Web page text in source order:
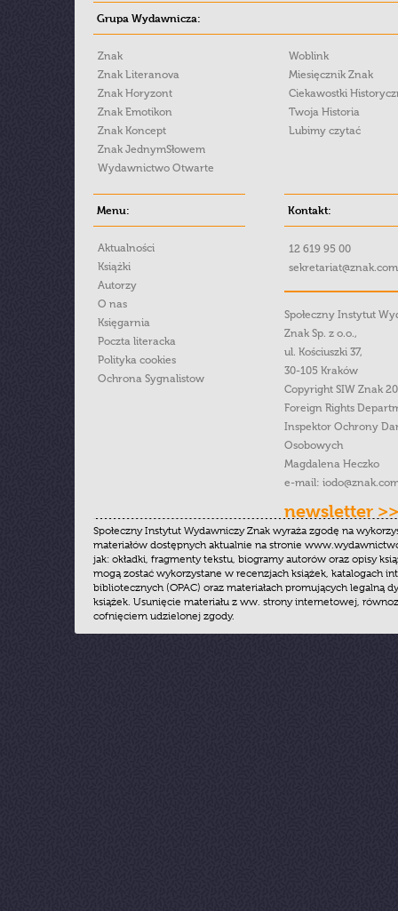
Grupa Wydawnicza:
Znak
Znak Literanova
Znak Horyzont
Znak Emotikon
Znak Koncept
Znak JednymSłowem
Wydawnictwo Otwarte
Woblink
Miesięcznik Znak
Ciekawostki
Twoja Historia
Lubimy czytać
Menu:
Aktualności
Książki
Autorzy
O nas
Księgarnia
Poczta literacka
Polityka cookies
Ochrona Sygnalistow
Kontakt:
12 619 95 00
Społeczny Instytut
Znak Sp. z o.o.,
ul. Kościuszki 37,
30-105 Kraków
Copyright SIW Znak
Foreign Rights
Inspektor Ochrony
Osobowych
Magdalena Heczko
e-mail:
newsletter >>
Społeczny Instytut Wydawniczy Znak wyraża zgodę na
materiałów dostępnych aktualnie na stronie
jak: okładki, fragmenty tekstu, biogramy autorów oraz opisy
mogą zostać wykorzystane w recenzjach książek, katalogach
bibliotecznych (OPAC) oraz materiałach promujących legalną
książek. Usunięcie materiału z ww. strony internetowej,
cofnięciem udzielonej zgody.